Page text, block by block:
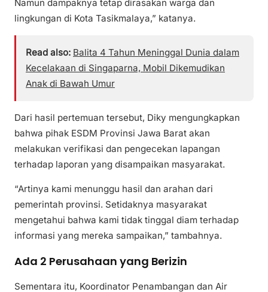
Namun dampaknya tetap dirasakan warga dan
lingkungan di Kota Tasikmalaya,” katanya.
Read also: Balita 4 Tahun Meninggal Dunia dalam
Kecelakaan di Singaparna, Mobil Dikemudikan
Anak di Bawah Umur
Dari hasil pertemuan tersebut, Diky mengungkapkan
bahwa pihak ESDM Provinsi Jawa Barat akan
melakukan verifikasi dan pengecekan lapangan
terhadap laporan yang disampaikan masyarakat.
“Artinya kami menunggu hasil dan arahan dari
pemerintah provinsi. Setidaknya masyarakat
mengetahui bahwa kami tidak tinggal diam terhadap
informasi yang mereka sampaikan,” tambahnya.
Ada 2 Perusahaan yang Berizin
Sementara itu, Koordinator Penambangan dan Air